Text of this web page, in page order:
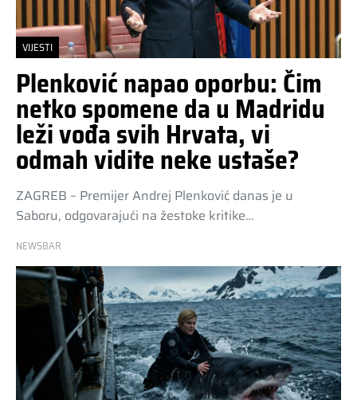
VIJESTI
Plenković napao oporbu: Čim
netko spomene da u Madridu
leži vođa svih Hrvata, vi
odmah vidite neke ustaše?
ZAGREB – Premijer Andrej Plenković danas je u
Saboru, odgovarajući na žestoke kritike…
NEWSBAR